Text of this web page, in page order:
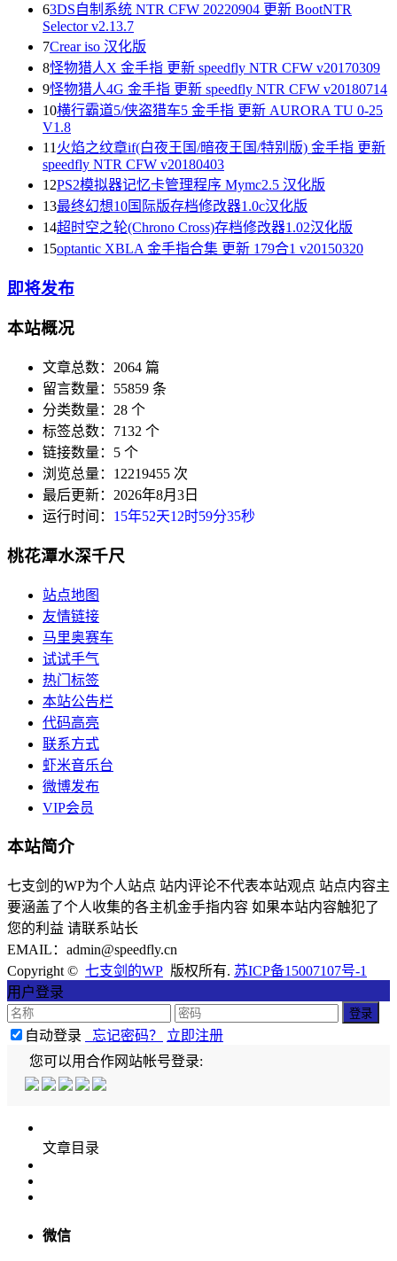
63DS自制系统 NTR CFW 20220904 更新 BootNTR
Selector v2.13.7
7Crear iso 汉化版
8怪物猎人X 金手指 更新 speedfly NTR CFW v20170309
9怪物猎人4G 金手指 更新 speedfly NTR CFW v20180714
10横行霸道5/侠盗猎车5 金手指 更新 AURORA TU 0-25
V1.8
11 火焰之纹章if(白夜王国/暗夜王国/特别版) 金手指 更新
speedfly NTR CFW v20180403
12PS2模拟器记忆卡管理程序 Mymc2.5 汉化版
13最终幻想10国际版存档修改器1.0c汉化版
14超时空之轮(Chrono Cross)存档修改器1.02汉化版
15optantic XBLA 金手指合集 更新 179合1 v20150320
即将发布
本站概况
文章总数：2064 篇
留言数量：55859 条
分类数量：28 个
标签总数：7132 个
链接数量：5 个
浏览总量：12219455 次
最后更新：2026年8月3日
运行时间： 15年52天12时59分36秒
桃花潭水深千尺
站点地图
友情链接
马里奥赛车
试试手气
热门标签
本站公告栏
代码高亮
联系方式
虾米音乐台
微博发布
VIP会员
本站简介
七支剑的WP为个人站点 站内评论不代表本站观点 站点内容主
要涵盖了个人收集的各主机金手指内容 如果本站内容触犯了
您的利益 请联系站长
EMAIL：admin@speedfly.cn
Copyright © 七支剑的WP 版权所有. 苏ICP备15007107号-1
用户登录
自动登录 忘记密码？
立即注册
您可以用合作网站帐号登录:
文章目录
微信